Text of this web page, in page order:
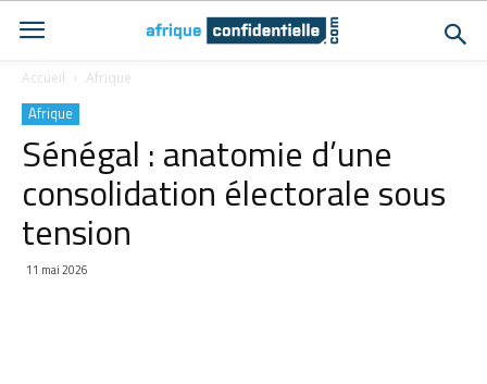
Accueil Afrique
Afrique
Sénégal : anatomie d’une
consolidation électorale sous
tension
11 mai 2026